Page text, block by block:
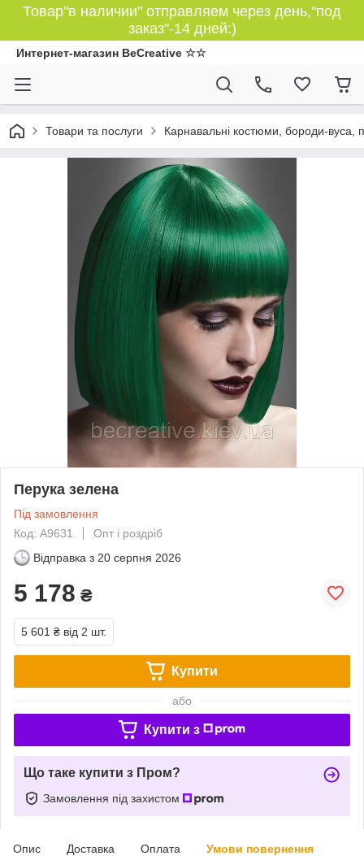
Товар"в наличии" отправляем через день,"под
заказ"-14 дней:)
Интернет-магазин BeCreative ☆☆
Товари та послуги Карнавальні костюми, бороди-вуса,
Перука зелена
Під замовлення
Код: A9631
Опт і роздріб
Відправка з 20 серпня 2026
5 178 ₴
5 601 ₴ від 2 шт.
Купити
або
Купити з
Що таке купити з Пром?
Замовлення під захистом
Опис Доставка Оплата Умови повернення